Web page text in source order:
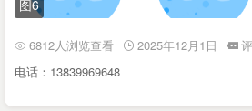
图6
6812人浏览查看 2025年12月1日
电话：13839969648